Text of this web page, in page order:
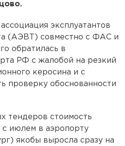
эксплуатантов
(АЭВТ) совместно с ФАС и
обратилась в
РФ с жалобой на резкий
керосина и с
проверку обоснованности
тендеров стоимость
июлем в аэропорту
якобы выросла сразу на